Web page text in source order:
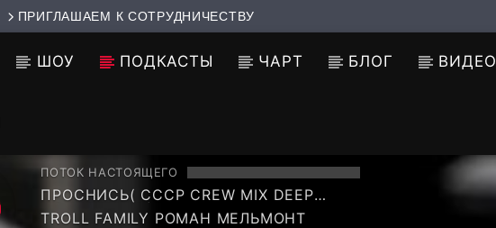
ПРИГЛАШАЕМ К СОТРУДНИЧЕСТВУ
ШОУ ПОДКАСТЫ ЧАРТ БЛОГ ВИДЕО
ПОТОК НАСТОЯЩЕГО
ПРОСНИСЬ( CCCP CREW MIX DEEP
HOUSE VOL 1 )
TROLL FAMILY РОМАН МЕЛЬМОНТ